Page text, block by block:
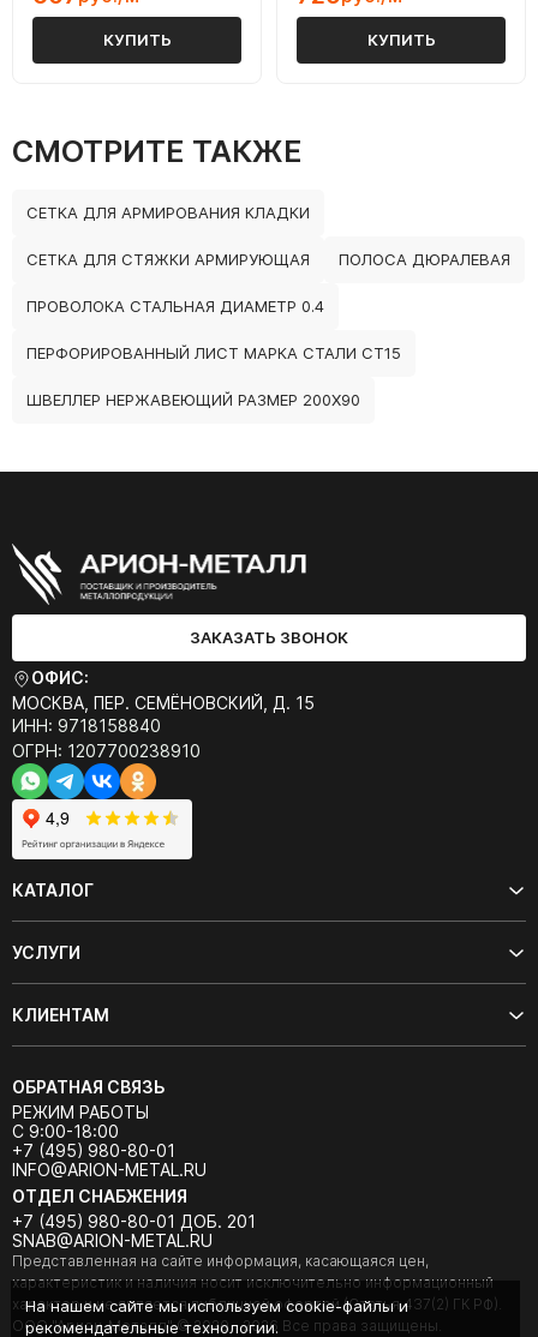
КУПИТЬ КУПИТЬ
СМОТРИТЕ ТАКЖЕ
СЕТКА ДЛЯ АРМИРОВАНИЯ КЛАДКИ
СЕТКА ДЛЯ СТЯЖКИ АРМИРУЮЩАЯ ПОЛОСА ДЮРАЛЕВАЯ
ПРОВОЛОКА СТАЛЬНАЯ ДИАМЕТР 0.4
ПЕРФОРИРОВАННЫЙ ЛИСТ МАРКА СТАЛИ СТ15
ШВЕЛЛЕР НЕРЖАВЕЮЩИЙ РАЗМЕР 200Х90
ЗАКАЗАТЬ ЗВОНОК
ОФИС:
МОСКВА, ПЕР. СЕМЁНОВСКИЙ, Д. 15
ИНН: 9718158840
ОГРН: 1207700238910
КАТАЛОГ
УСЛУГИ
КЛИЕНТАМ
ОБРАТНАЯ СВЯЗЬ
РЕЖИМ РАБОТЫ
С 9:00-18:00
+7 (495) 980-80-01
INFO@ARION-METAL.RU
ОТДЕЛ СНАБЖЕНИЯ
+7 (495) 980-80-01 ДОБ. 201
SNAB@ARION-METAL.RU
Представленная на сайте информация, касающаяся цен,
характеристик и наличия носит исключительно информационный
характер и не является публичной офертой (Статья 437(2) ГК РФ).
ООО "Арион-Металл" © 2020 - 2026 Все права защищены.
На нашем сайте мы используем cookie-файлы и
рекомендательные технологии.